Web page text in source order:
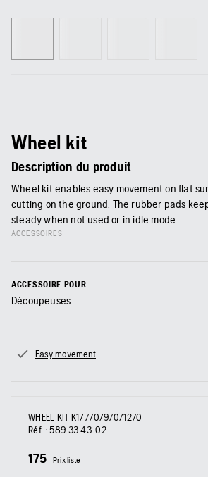
Wheel kit
Description du produit
Wheel kit enables easy movement on flat
cutting on the ground. The rubber pads
steady when not used or in idle mode.
ACCESSOIRES
ACCESSOIRE POUR
Découpeuses
Easy movement
WHEEL KIT K1/770/970/1270
Réf. : 589 33 43‑02
175 Prix liste